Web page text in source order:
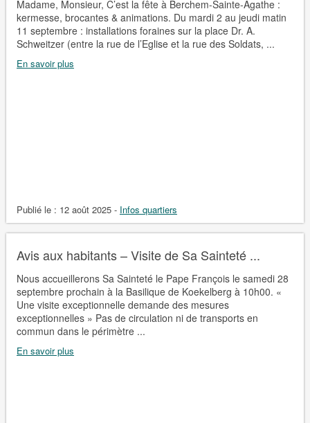
Madame, Monsieur, C’est la fête à Berchem-Sainte-Agathe :
kermesse, brocantes & animations. Du mardi 2 au jeudi matin
11 septembre : installations foraines sur la place Dr. A.
Schweitzer (entre la rue de l’Eglise et la rue des Soldats, ...
En savoir plus
Publié le : 12 août 2025 - Infos quartiers
Avis aux habitants – Visite de Sa Sainteté ...
Nous accueillerons Sa Sainteté le Pape François le samedi 28
septembre prochain à la Basilique de Koekelberg à 10h00. «
Une visite exceptionnelle demande des mesures
exceptionnelles » Pas de circulation ni de transports en
commun dans le périmètre ...
En savoir plus